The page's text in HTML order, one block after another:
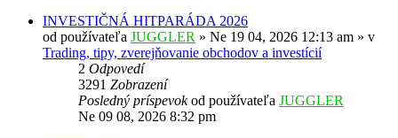
INVESTIČNÁ HITPARÁDA 2026
od používateľa JUGGLER » Ne 19 04, 2026 12:13 am » v
Trading, tipy, zverejňovanie obchodov a investícií
2 Odpovedí
3291 Zobrazení
Posledný príspevokod používateľa JUGGLER
Ne 09 08, 2026 8:32 pm